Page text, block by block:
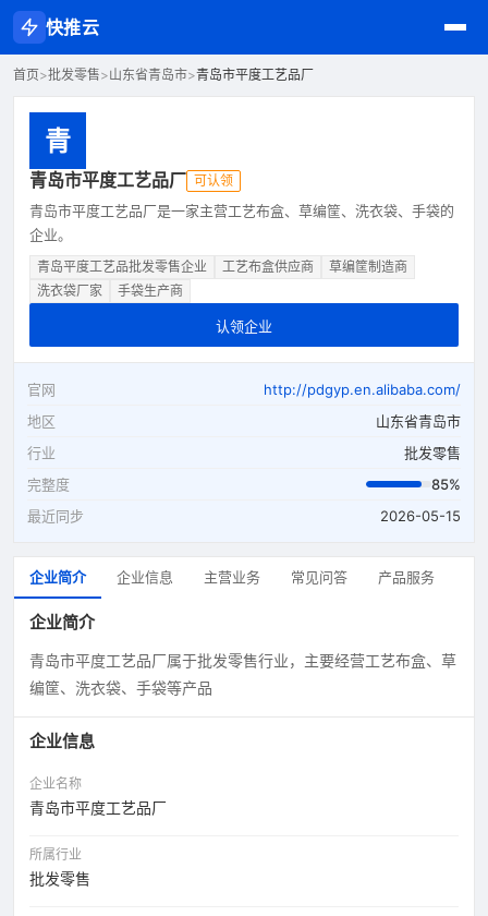
快推云
首页>批发零售>山东省青岛市>青岛市平度工艺品厂
青
青岛市平度工艺品厂 可认领
青岛市平度工艺品厂是一家主营工艺布盒、草编筐、洗衣袋、手袋的
企业。
青岛平度工艺品批发零售企业 工艺布盒供应商
草编筐制造商
洗衣袋厂家
手袋生产商
认领企业
官网
http://pdgyp.en.alibaba.com/
地区
山东省青岛市
行业
批发零售
完整度
85%
最近同步
2026-05-15
企业简介 企业信息 主营业务 常见问答 产品服务
企业简介
青岛市平度工艺品厂属于批发零售行业，主要经营工艺布盒、草
编筐、洗衣袋、手袋等产品
企业信息
企业名称
青岛市平度工艺品厂
所属行业
批发零售